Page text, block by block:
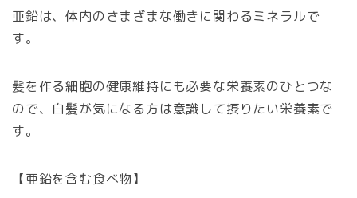
亜鉛は、体内のさまざまな働きに関わるミネラルで
す。
髪を作る細胞の健康維持にも必要な栄養素のひとつな
ので、白髪が気になる方は意識して摂りたい栄養素で
す。
【亜鉛を含む食べ物】